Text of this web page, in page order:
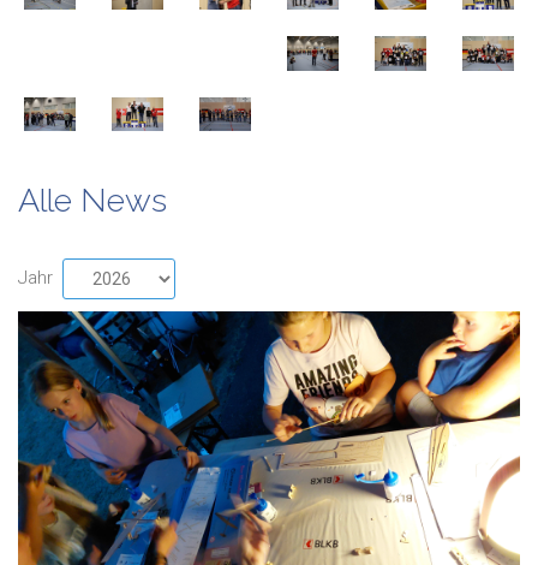
Alle News
Jahr